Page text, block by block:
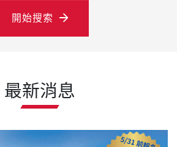
開始搜索
最新消息